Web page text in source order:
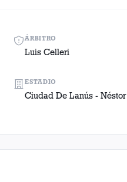
ÁRBITRO
Luis Celleri
ESTADIO
Ciudad De Lanús -